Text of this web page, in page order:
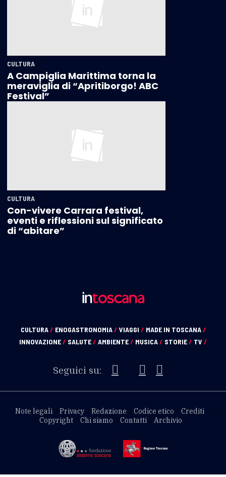
CULTURA
A Campiglia Marittima torna la
meraviglia di “Apritiborgo! ABC
Festival”
CULTURA
Con-vivere Carrara festival,
eventi e riflessioni sul significato
di “abitare”
CULTURA/ ENOGASTRONOMIA/ VIAGGI / MADE IN TOSCANA/
INNOVAZIONE/ SALUTE/ AMBIENTE/ MUSICA/ STORIE/ TV /
Seguici su:
Note legali Privacy Redazione Codice etico
Crediti
Copyright
Chi siamo Contatti Archivio